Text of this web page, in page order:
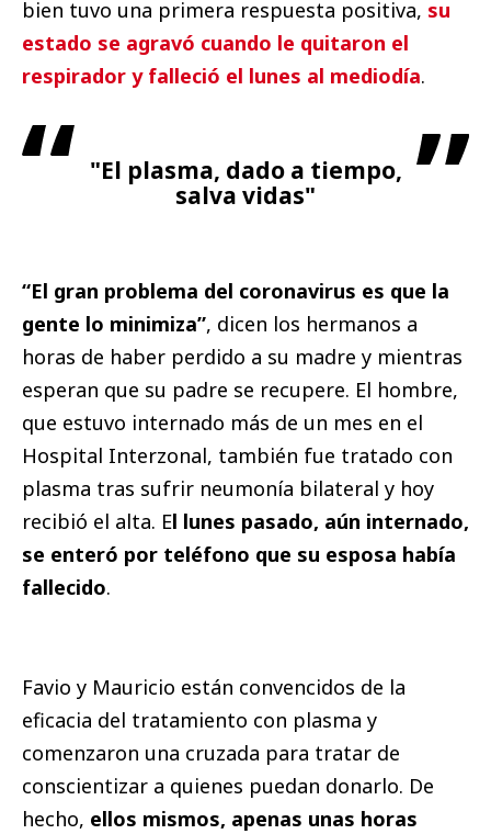
bien tuvo una primera respuesta positiva, su
estado se agravó cuando le quitaron el
respirador y falleció el lunes al mediodía.
"El plasma, dado a tiempo,
salva vidas"
“El gran problema del coronavirus es que la
gente lo minimiza”, dicen los hermanos a
horas de haber perdido a su madre y mientras
esperan que su padre se recupere. El hombre,
que estuvo internado más de un mes en el
Hospital Interzonal, también fue tratado con
plasma tras sufrir neumonía bilateral y hoy
recibió el alta. El lunes pasado, aún internado,
se enteró por teléfono que su esposa había
fallecido.
Favio y Mauricio están convencidos de la
eficacia del tratamiento con plasma y
comenzaron una cruzada para tratar de
conscientizar a quienes puedan donarlo. De
hecho, ellos mismos, apenas unas horas